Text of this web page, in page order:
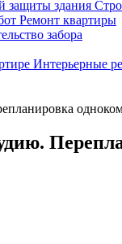
защиты здания
Ремонт квартиры
забора
Интерьерные